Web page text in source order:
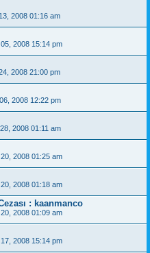
2008 01:16 am
2008 15:14 pm
2008 21:00 pm
2008 12:22 pm
2008 01:11 am
2008 01:25 am
2008 01:18 am
: kaanmanco
2008 01:09 am
2008 15:14 pm